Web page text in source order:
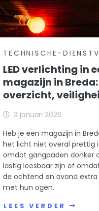
TECHNISCHE-
LED verlichting in
magazijn in
overzicht,
3 januari 2026
Heb je een magazijn in
het licht niet overal prettig
omdat gangpaden donker
lastig leesbaar zijn of
de ochtend en avond extra
met hun ogen.
LEES VERDER